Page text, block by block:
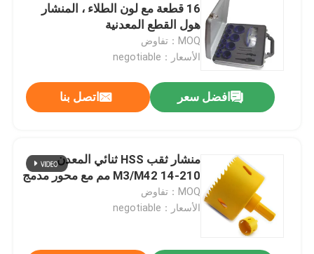
16 قطعة مع لون الطلاء ، المنشار
هول القطع المعدنية
MOQ：تفاوض
الأسعار：negotiable
افضل سعر اتصل بنا
منشار ثقب HSS ثنائي المعدن
M3/M42 14-210 مم مع محور مدمج
MOQ：تفاوض
الأسعار：negotiable